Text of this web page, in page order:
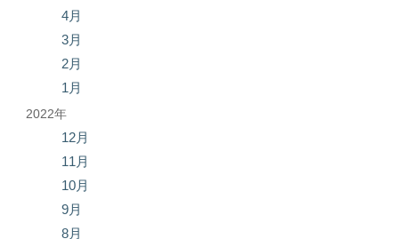
4月
3月
2月
1月
2022年
12月
11月
10月
9月
8月